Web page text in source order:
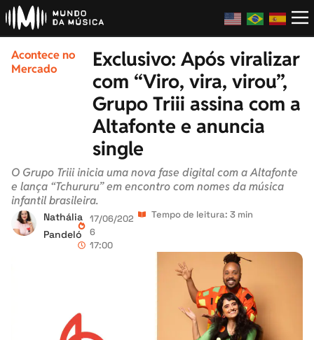
Acontece no
Mercado
Exclusivo: Após viralizar
com “Viro, vira, virou”,
Grupo Triii assina com a
Altafonte e anuncia
single
O Grupo Triii inicia uma nova fase digital com a Altafonte
e lança “Tchururu” em encontro com nomes da música
infantil brasileira.
Nathália
Pandeló
17/06/202
6
17:00
Tempo de leitura: 3 min